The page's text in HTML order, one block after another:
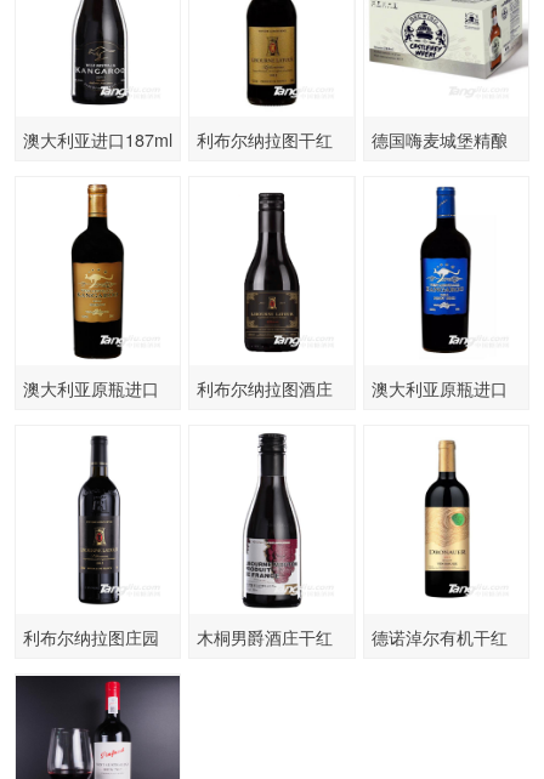
澳大利亚进口187ml
利布尔纳拉图干红
德国嗨麦城堡精酿
澳大利亚原瓶进口
利布尔纳拉图酒庄
澳大利亚原瓶进口
利布尔纳拉图庄园
木桐男爵酒庄干红
德诺淖尔有机干红